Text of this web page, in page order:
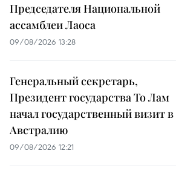
Председателя Национальной
ассамблеи Лаоса
09/08/2026 13:28
Генеральный секретарь,
Президент государства То Лам
начал государственный визит в
Австралию
09/08/2026 12:21